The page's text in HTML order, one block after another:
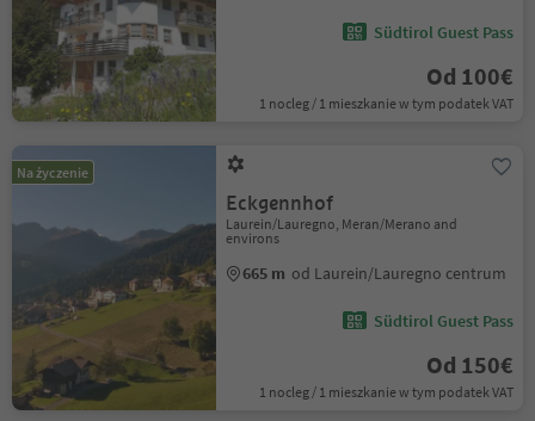
Südtirol Guest Pass
Od 100€
1 nocleg / 1 mieszkanie w tym podatek VAT
Na życzenie
Eckgennhof
Laurein/Lauregno, Meran/Merano and
environs
665 m od Laurein/Lauregno centrum
Südtirol Guest Pass
Od 150€
1 nocleg / 1 mieszkanie w tym podatek VAT